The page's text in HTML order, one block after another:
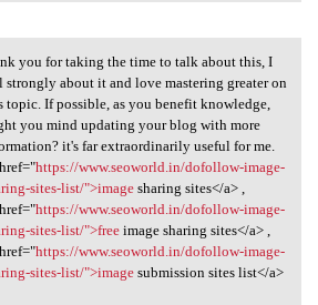
you for taking the time
you for taking the time to talk about this, I
strongly about it and love mastering greater on
topic. If possible, as you benefit knowledge,
you mind updating your blog with more
it's far extraordinarily useful for me.
https://www.seoworld.in/dofollow-image-
sites-list/">imagesharing sites</a> ,
https://www.seoworld.in/dofollow-image-
sites-list/">freeimage sharing sites</a> ,
https://www.seoworld.in/dofollow-image-
sites-list/">imagesubmission sites list</a>